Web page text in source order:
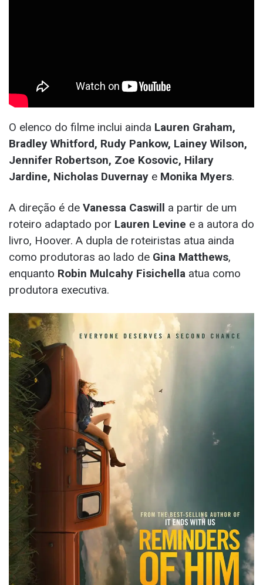
O elenco do filme inclui ainda Lauren Graham,
Bradley Whitford, Rudy Pankow, Lainey Wilson,
Jennifer Robertson, Zoe Kosovic, Hilary
Jardine, Nicholas Duvernay e Monika Myers.
A direção é de Vanessa Caswill a partir de um
roteiro adaptado por Lauren Levine e a autora do
livro, Hoover. A dupla de roteiristas atua ainda
como produtoras ao lado de Gina Matthews,
enquanto Robin Mulcahy Fisichella atua como
produtora executiva.